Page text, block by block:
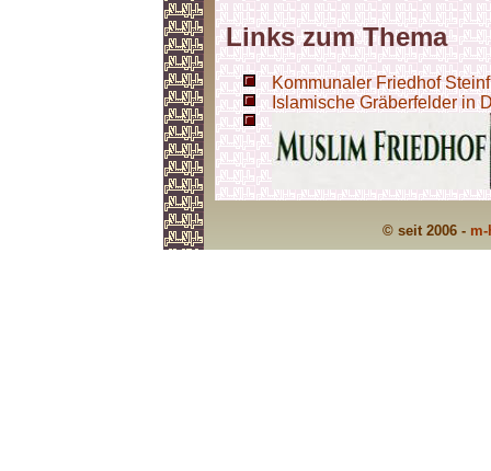
Links zum Thema
Kommunaler Friedhof
Islamische Gräberfelder in
© seit 2006 -